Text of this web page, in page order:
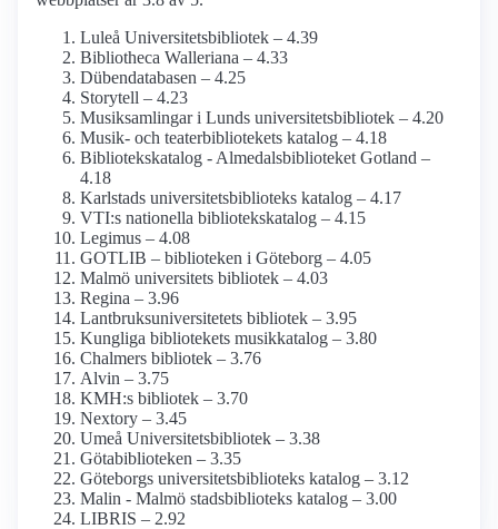
Luleå Universitetsbibliotek – 4.39
Bibliotheca Walleriana – 4.33
Dübendatabasen – 4.25
Storytell – 4.23
Musiksamlingar i Lunds universitetsbibliotek – 4.20
Musik- och teaterbibliotekets katalog – 4.18
Bibliotekskatalog - Almedalsbiblioteket Gotland –
4.18
Karlstads universitetsbiblioteks katalog – 4.17
VTI:s nationella bibliotekskatalog – 4.15
Legimus – 4.08
GOTLIB – biblioteken i Göteborg – 4.05
Malmö universitets bibliotek – 4.03
Regina – 3.96
Lantbruksuniversitetets bibliotek – 3.95
Kungliga bibliotekets musikkatalog – 3.80
Chalmers bibliotek – 3.76
Alvin – 3.75
KMH:s bibliotek – 3.70
Nextory – 3.45
Umeå Universitetsbibliotek – 3.38
Götabiblioteken – 3.35
Göteborgs universitetsbiblioteks katalog – 3.12
Malin - Malmö stadsbiblioteks katalog – 3.00
LIBRIS – 2.92